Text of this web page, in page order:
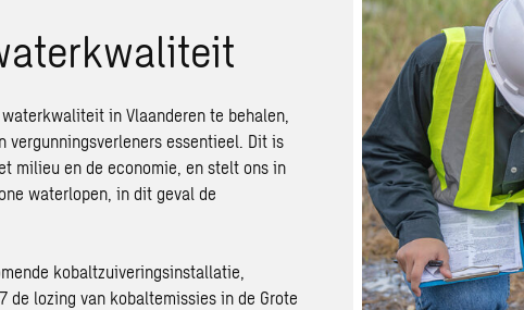
in Vlaanderen te behalen,
vergunningsverleners essentieel. Dit is
milieu en de economie, en stelt ons in
waterlopen, in dit geval de
kobaltzuiveringsinstallatie,
de lozing van kobaltemissies in de Grote